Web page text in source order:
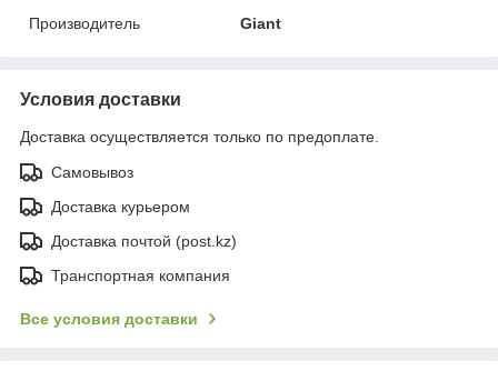
Производитель
Giant
Условия доставки
Доставка осуществляется только по предоплате.
Самовывоз
Доставка курьером
Доставка почтой (post.kz)
Транспортная компания
Все условия доставки